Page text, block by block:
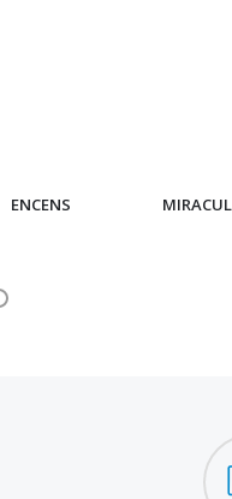
ENCENS